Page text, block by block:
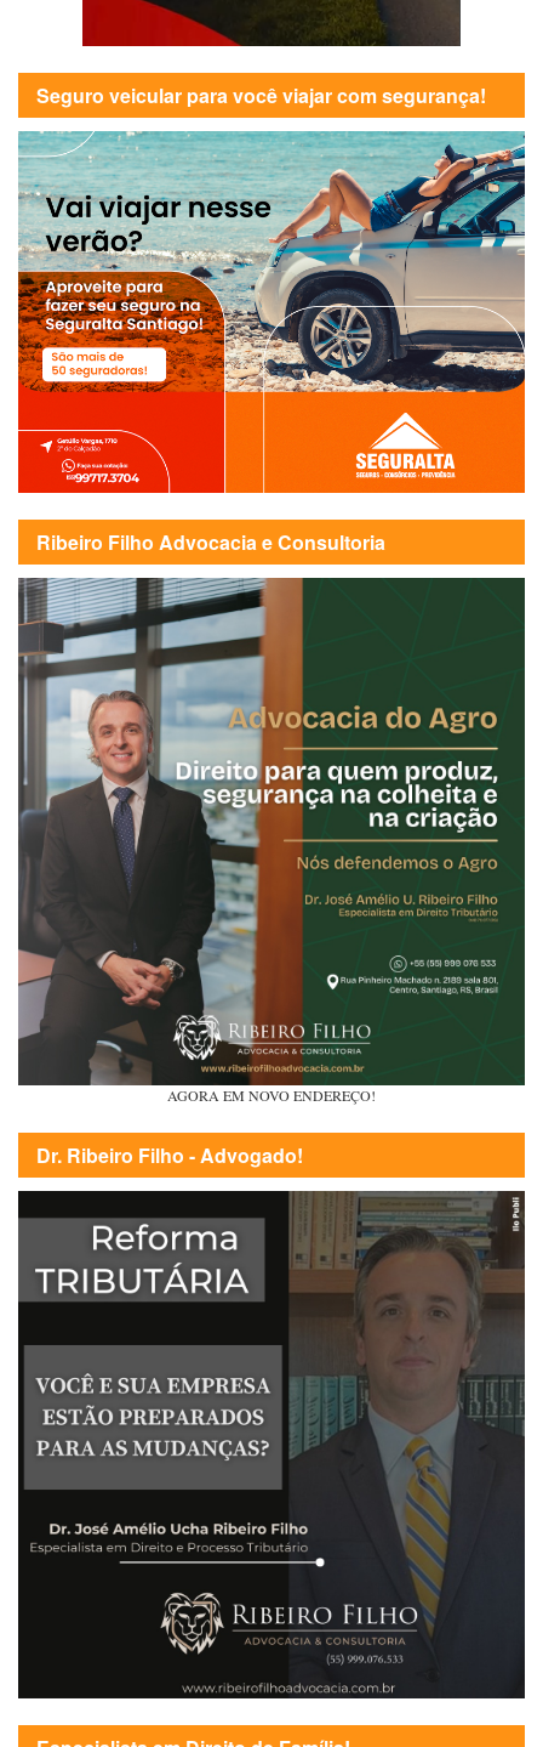
Seguro veicular para você viajar com segurança!
Ribeiro Filho Advocacia e Consultoria
AGORA EM NOVO ENDEREÇO!
Dr. Ribeiro Filho - Advogado!